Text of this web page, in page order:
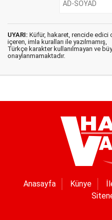
UYARI: Küfür, hakaret, rencide edici
içeren, imla kuralları ile yazılmamış,
Türkçe karakter kullanılmayan ve
onaylanmamaktadır.
Anasayfa Künye